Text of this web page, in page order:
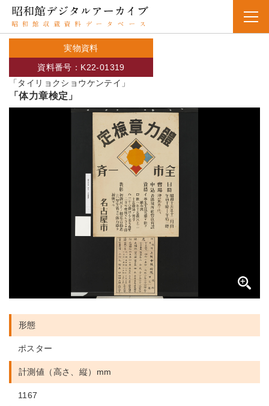
実物資料
「タイリョクショウケンテイ」
資料番号：K22-01319
「体力章検定」
形態
ポスター
計測値（高さ、縦）mm
1167